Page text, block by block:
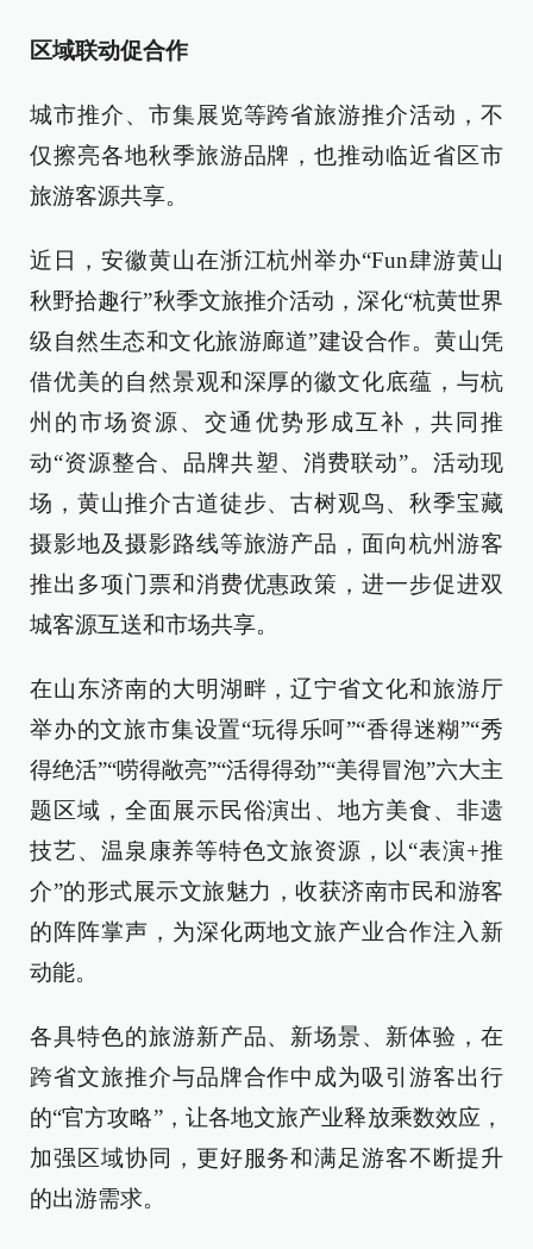
区域联动促合作
城市推介、市集展览等跨省旅游推介活动，不
仅擦亮各地秋季旅游品牌，也推动临近省区市
旅游客源共享。
近日，安徽黄山在浙江杭州举办“Fun肆游黄山
秋野拾趣行”秋季文旅推介活动，深化“杭黄世界
级自然生态和文化旅游廊道”建设合作。黄山凭
借优美的自然景观和深厚的徽文化底蕴，与杭
州的市场资源、交通优势形成互补，共同推
动“资源整合、品牌共塑、消费联动”。活动现
场，黄山推介古道徒步、古树观鸟、秋季宝藏
摄影地及摄影路线等旅游产品，面向杭州游客
推出多项门票和消费优惠政策，进一步促进双
城客源互送和市场共享。
在山东济南的大明湖畔，辽宁省文化和旅游厅
举办的文旅市集设置“玩得乐呵”“香得迷糊”“秀
得绝活”“唠得敞亮”“活得得劲”“美得冒泡”六大主
题区域，全面展示民俗演出、地方美食、非遗
技艺、温泉康养等特色文旅资源，以“表演+推
介”的形式展示文旅魅力，收获济南市民和游客
的阵阵掌声，为深化两地文旅产业合作注入新
动能。
各具特色的旅游新产品、新场景、新体验，在
跨省文旅推介与品牌合作中成为吸引游客出行
的“官方攻略”，让各地文旅产业释放乘数效应，
加强区域协同，更好服务和满足游客不断提升
的出游需求。